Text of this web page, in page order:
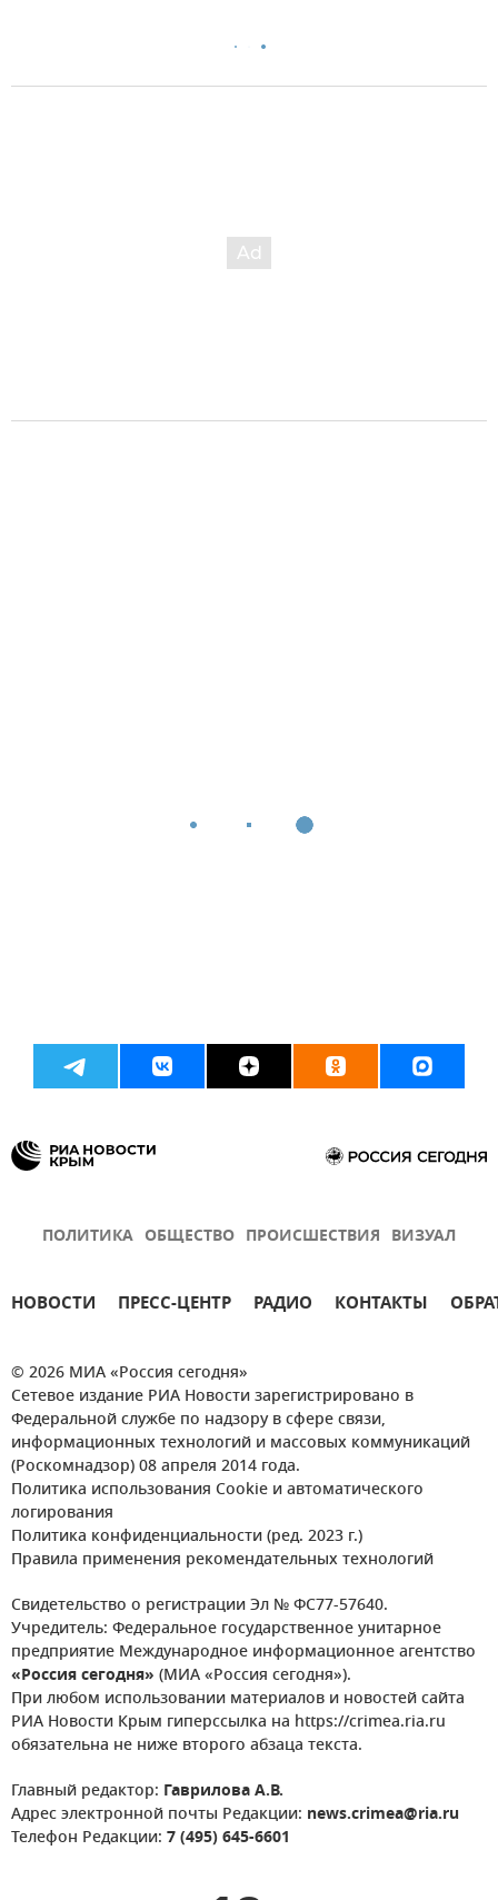
ПОЛИТИКА ОБЩЕСТВО ПРОИСШЕСТВИЯ ВИЗУАЛ
НОВОСТИ ПРЕСС-ЦЕНТР РАДИО КОНТАКТЫ
© 2026 МИА «Россия сегодня»
Сетевое издание РИА Новости зарегистрировано в
Федеральной службе по надзору в сфере связи,
информационных технологий и массовых коммуникаций
(Роскомнадзор) 08 апреля 2014 года.
Политика использования Cookie и автоматического
логирования
Политика конфиденциальности (ред. 2023 г.)
Правила применения рекомендательных технологий
Свидетельство о регистрации Эл № ФС77-57640.
Учредитель: Федеральное государственное унитарное
предприятие Международное информационное агентство
«Россия сегодня» (МИА «Россия сегодня»).
При любом использовании материалов и новостей сайта
РИА Новости Крым гиперссылка на https://crimea.ria.ru
обязательна не ниже второго абзаца текста.
Главный редактор: Гаврилова А.В.
Адрес электронной почты Редакции: news.crimea@ria.ru
Телефон Редакции: 7 (495) 645-6601